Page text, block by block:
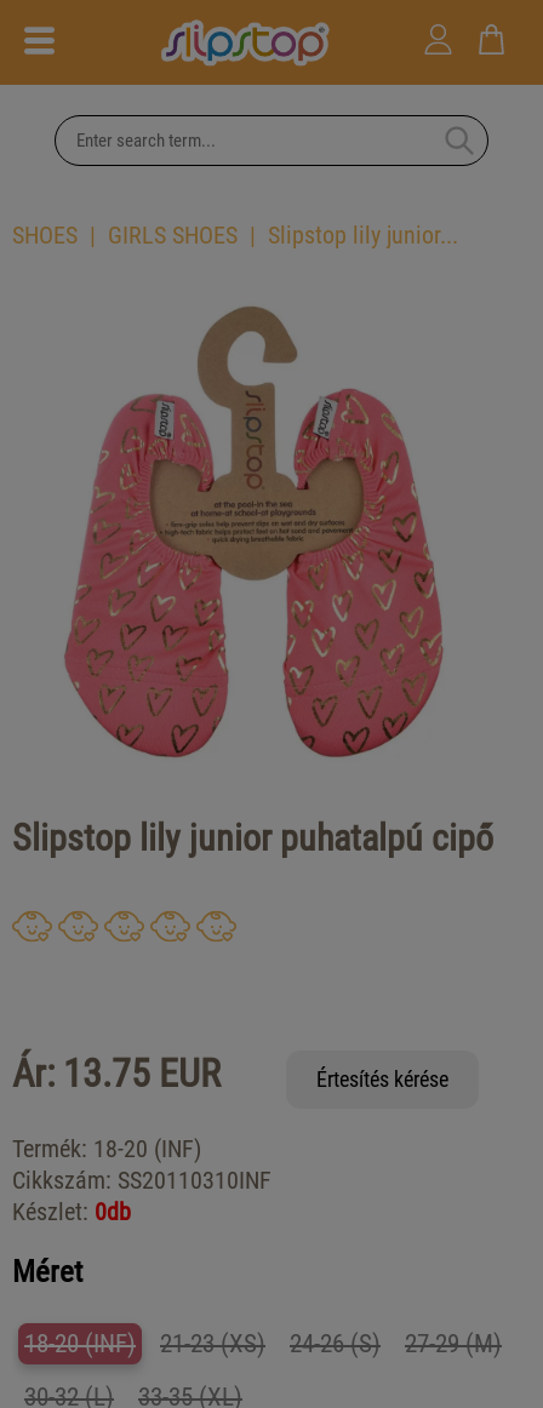
SHOES GIRLS SHOES Slipstop lily junior...
Slipstop lily junior puhatalpú cipő
Ár: 13.75 EUR Értesítés kérése
Termék: 18-20 (INF)
Cikkszám: SS20110310INF
Készlet: 0db
Méret
18-20 (INF) 21-23 (XS) 24-26 (S)
27-29 (M)
30-32 (L)
33-35 (XL)